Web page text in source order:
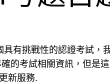
有挑戰性的認證考試
的考試相關資訊，但是
新服務.